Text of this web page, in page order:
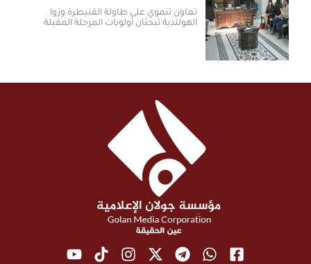
تعاون تنموي على طاولة القنيطرة وزوا
الهولندية تبحثان أولويات المرحلة المقبلة